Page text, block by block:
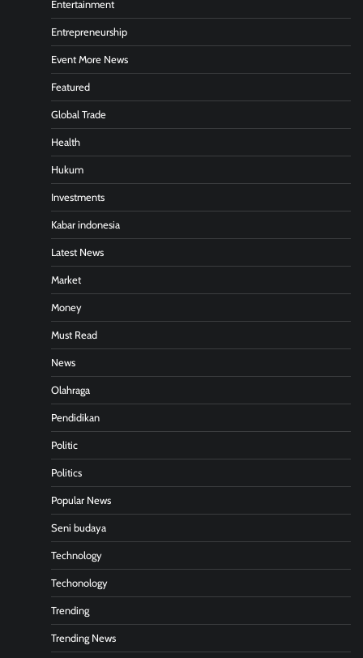
Entertainment
Entrepreneurship
Event More News
Featured
Global Trade
Health
Hukum
Investments
Kabar indonesia
Latest News
Market
Money
Must Read
News
Olahraga
Pendidikan
Politic
Politics
Popular News
Seni budaya
Technology
Techonology
Trending
Trending News